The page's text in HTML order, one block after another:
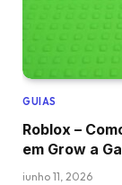
GUIAS
Roblox –
em Grow a
junho 11, 2026